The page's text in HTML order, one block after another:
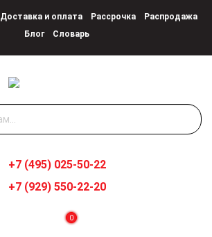
Доставка и оплата Рассрочка
Распродажа
Блог
Словарь
0
+7 (495) 025-50-22
+7 (929) 550-22-20